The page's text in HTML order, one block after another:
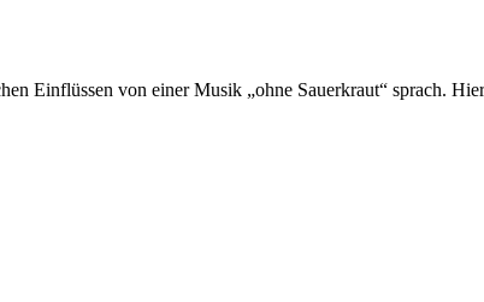
Einflüssen von einer Musik „ohne Sauerkraut“ sprach.